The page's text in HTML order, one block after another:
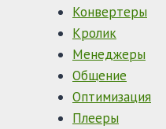
Конвертеры
Кролик
Менеджеры
Общение
Оптимизация
Плееры